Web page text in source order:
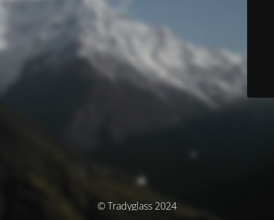
© Tradyglass 2024